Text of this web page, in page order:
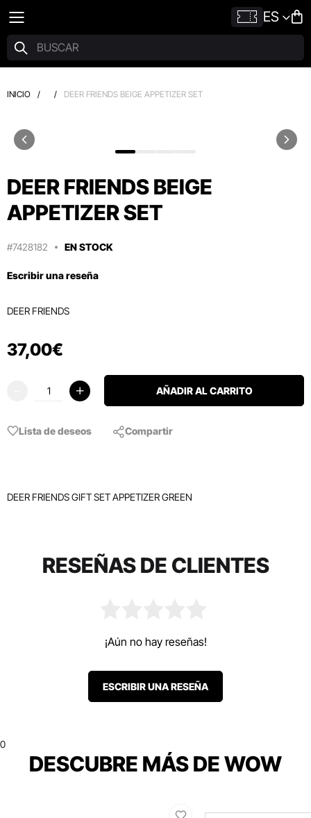
ES
INICIO / / DEER FRIENDS BEIGE APPETIZER SET
DEER FRIENDS BEIGE
APPETIZER SET
#7428182 EN STOCK
Escribir una reseña
DEER FRIENDS
37,00€
AÑADIR AL CARRITO
Lista de deseos Compartir
DEER FRIENDS GIFT SET APPETIZER GREEN
RESEÑAS DE CLIENTES
¡Aún no hay reseñas!
ESCRIBIR UNA RESEÑA
0
DESCUBRE MÁS DE WOW